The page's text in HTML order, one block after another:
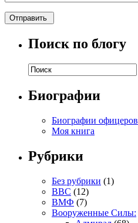
Поиск по блогу
Биографии
Биографии офицеров
Моя книга
Рубрики
Без рубрики (1)
ВВС (12)
ВМФ (7)
Вооруженные Силы: